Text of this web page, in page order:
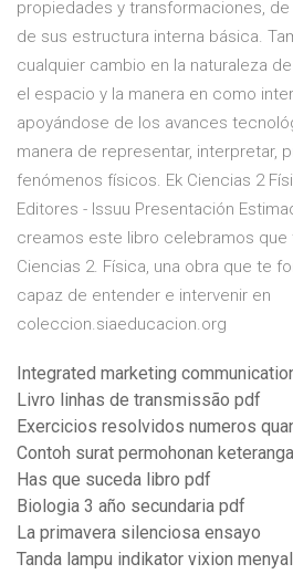
propiedades y transformaciones,
de sus estructura interna básica.
cualquier cambio en la naturaleza
el espacio y la manera en como
apoyándose de los avances
manera de representar, interpretar,
fenómenos físicos. Ek Ciencias 2
Editores - Issuu Presentación
creamos este libro celebramos que
Ciencias 2. Física, una obra que te
capaz de entender e intervenir en
coleccion.siaeducacion.org
Integrated marketing
Livro linhas de transmissão pdf
Exercicios resolvidos numeros
Contoh surat permohonan
Has que suceda libro pdf
Biologia 3 año secundaria pdf
La primavera silenciosa ensayo
Tanda lampu indikator vixion